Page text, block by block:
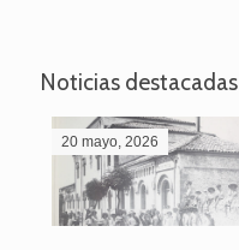
Noticias destacadas
20 mayo, 2026